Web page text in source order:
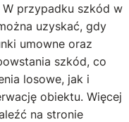
przypadku szkód w
uzyskać, gdy
umowne oraz
szkód, co
losowe, jak i
obiektu. Więcej
na stronie